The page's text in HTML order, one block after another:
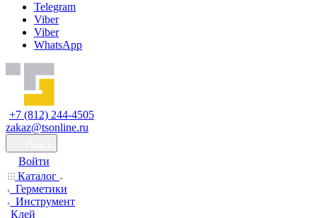
Telegram
Viber
Viber
WhatsApp
+7 (812) 244-4505
zakaz@tsonline.ru
Войти
Каталог
Герметики
Инструмент
Клей